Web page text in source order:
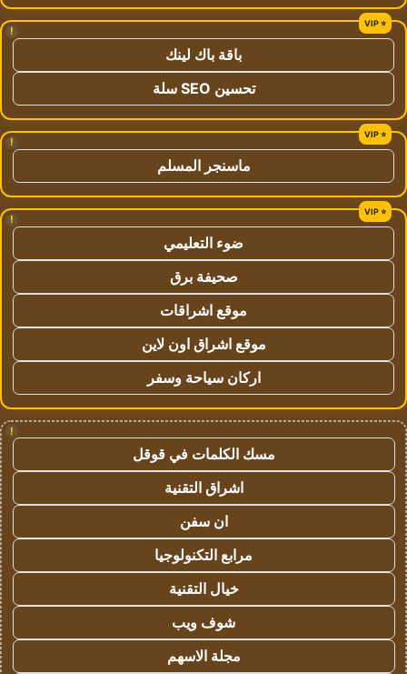
!
باقة باك لينك
تحسين SEO سلة
!
ماسنجر المسلم
!
ضوء التعليمي
صحيفة برق
موقع اشراقات
موقع اشراق اون لاين
اركان سياحة وسفر
!
مسك الكلمات في قوقل
اشراق التقنية
ان سفن
مرابع التكنولوجيا
خيال التقنية
شوف ويب
مجلة الاسهم